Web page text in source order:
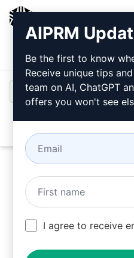
Provate
AIPRM
Be the first to know
Receive unique tips
team on AI, ChatGPT
offers you won't see
I agree to receive